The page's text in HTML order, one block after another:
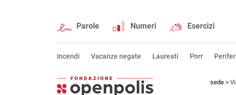
Parole Numeri Esercizi
Incendi Vacanze negate Laureati Pnrr
sede >